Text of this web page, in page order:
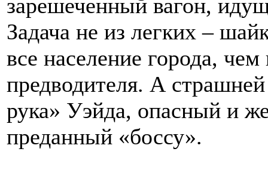
зарешеченный вагон,
Задача не из легких –
все население города, чем
предводителя. А
рука» Уэйда, опасный и
преданный «боссу».